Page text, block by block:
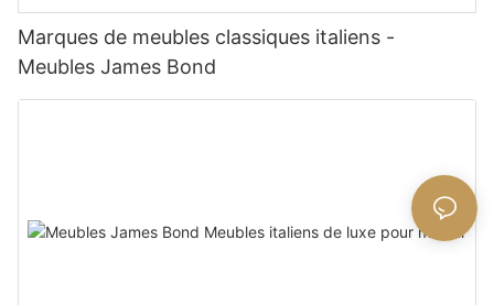
Marques de meubles classiques italiens -
Meubles James Bond